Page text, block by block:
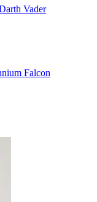
Vader
Falcon